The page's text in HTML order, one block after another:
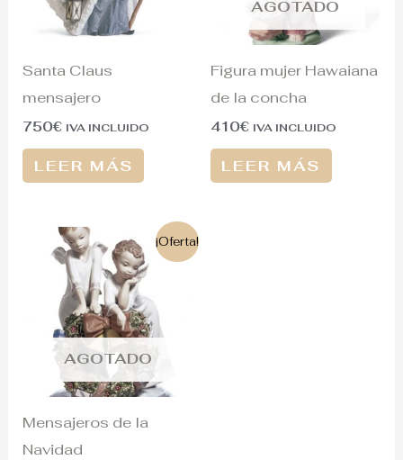
Santa Claus
mensajero
750€ IVA INCLUIDO
LEER MÁS
AGOTADO
Figura mujer Hawaiana
de la concha
410€ IVA INCLUIDO
LEER MÁS
¡Oferta!
AGOTADO
Mensajeros de la
Navidad
El
precio
original
era:
850€.
precio
actual
es:
633€.